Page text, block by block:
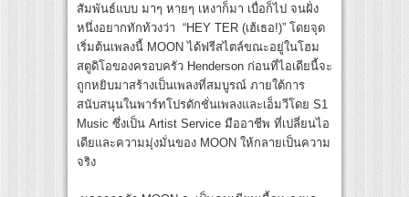
สัมพันธ์แบบ มาๆ หายๆ เหงาก็มา เบื่อก็ไป จนฝั่ง
หนึ่งอยากทักท้วงว่า “HEY TER (เฮ้เธอ!)” โดยจุด
เริ่มต้นเพลงนี้ MOON ได้ฟรีสไตล์ขณะอยู่ในโฮม
สตูดิโอของครอบครัว Henderson ก่อนที่ไอเดียนี้จะ
ถูกหยิบมาสร้างเป็นเพลงที่สมบูรณ์ ภายใต้การ
สนับสนุนในพาร์ทโปรดักชั่นเพลงและเอ็มวีโดย S1
Music ซึ่งเป็น Artist Service มืออาชีพ ที่เปลี่ยนไอ
เดียและความมุ่งมั่นของ MOON ให้กลายเป็นความ
จริง